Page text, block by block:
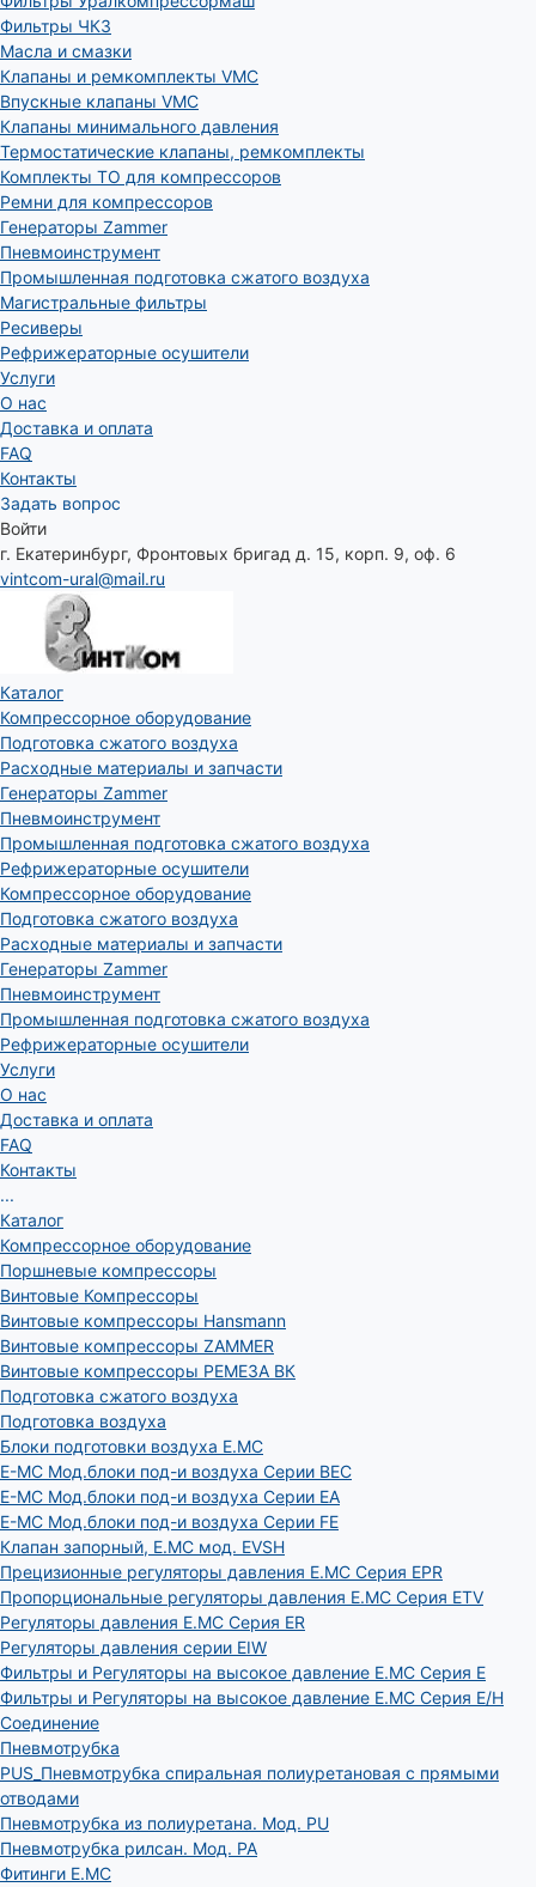
Фильтры ЧКЗ
Масла и смазки
Клапаны и ремкомплекты VMC
Впускные клапаны VMC
Клапаны минимального давления
Термостатические клапаны, ремкомплекты
Комплекты ТО для компрессоров
Ремни для компрессоров
Генераторы Zammer
Пневмоинструмент
Промышленная подготовка сжатого воздуха
Магистральные фильтры
Ресиверы
Рефрижераторные осушители
Услуги
О нас
Доставка и оплата
FAQ
Контакты
Задать вопрос
Войти
г. Екатеринбург, Фронтовых бригад д. 15, корп. 9, оф. 6
vintcom-ural@mail.ru
Каталог
Компрессорное оборудование
Подготовка сжатого воздуха
Расходные материалы и запчасти
Генераторы Zammer
Пневмоинструмент
Промышленная подготовка сжатого воздуха
Рефрижераторные осушители
Компрессорное оборудование
Подготовка сжатого воздуха
Расходные материалы и запчасти
Генераторы Zammer
Пневмоинструмент
Промышленная подготовка сжатого воздуха
Рефрижераторные осушители
Услуги
О нас
Доставка и оплата
FAQ
Контакты
...
Каталог
Компрессорное оборудование
Поршневые компрессоры
Винтовые Компрессоры
Винтовые компрессоры Hansmann
Винтовые компрессоры ZAMMER
Винтовые компрессоры РЕМЕЗА ВК
Подготовка сжатого воздуха
Подготовка воздуха
Блоки подготовки воздуха E.MC
E-MC Мод.блоки под-и воздуха Серии BEC
E-MC Мод.блоки под-и воздуха Серии EA
E-MC Мод.блоки под-и воздуха Серии FE
Клапан запорный, E.MC мод. EVSH
Прецизионные регуляторы давления E.MC Серия EPR
Пропорциональные регуляторы давления E.MC Серия ETV
Регуляторы давления E.MC Серия ER
Регуляторы давления серии EIW
Фильтры и Регуляторы на высокое давление E.MC Серия E
Фильтры и Регуляторы на высокое давление E.MC Серия E/H
Соединение
Пневмотрубка
PUS_Пневмотрубка спиральная полиуретановая с прямыми
отводами
Пневмотрубка из полиуретана. Мод. РU
Пневмотрубка рилсан. Мод. PA
Фитинги E.MC